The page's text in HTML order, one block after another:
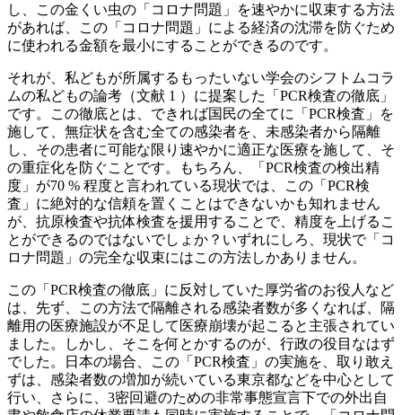
し、この金くい虫の「コロナ問題」を速やかに収束する方法
があれば、この「コロナ問題」による経済の沈滞を防ぐため
に使われる金額を最小にすることができるのです。
それが、私どもが所属するもったいない学会のシフトムコラ
ムの私どもの論考（文献 1 ）に提案した「PCR検査の徹底」
です。この徹底とは、できれば国民の全てに「PCR検査」を
施して、無症状を含む全ての感染者を、未感染者から隔離
し、その患者に可能な限り速やかに適正な医療を施して、そ
の重症化を防ぐことです。もちろん、「PCR検査の検出精
度」が70 % 程度と言われている現状では、この「PCR検
査」に絶対的な信頼を置くことはできないかも知れません
が、抗原検査や抗体検査を援用することで、精度を上げるこ
とができるのではないでしょか？いずれにしろ、現状で「コ
ロナ問題」の完全な収束にはこの方法しかありません。
この「PCR検査の徹底」に反対していた厚労省のお役人など
は、先ず、この方法で隔離される感染者数が多くなれば、隔
離用の医療施設が不足して医療崩壊が起こると主張されてい
ました。しかし、そこを何とかするのが、行政の役目なはず
でした。日本の場合、この「PCR検査」の実施を、取り敢え
ずは、感染者数の増加が続いている東京都などを中心として
行い、さらに、3密回避のための非常事態宣言下での外出自